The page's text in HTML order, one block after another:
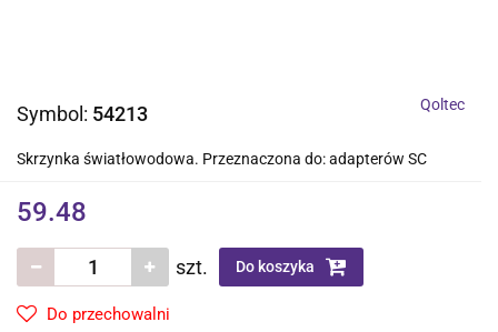
Symbol: 54213 Qoltec
Skrzynka światłowodowa. Przeznaczona do: adapterów SC
59.48
szt. Do koszyka
Do przechowalni